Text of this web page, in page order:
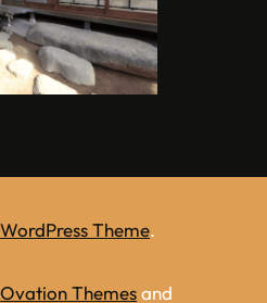
Theme.
Ovation Themesand